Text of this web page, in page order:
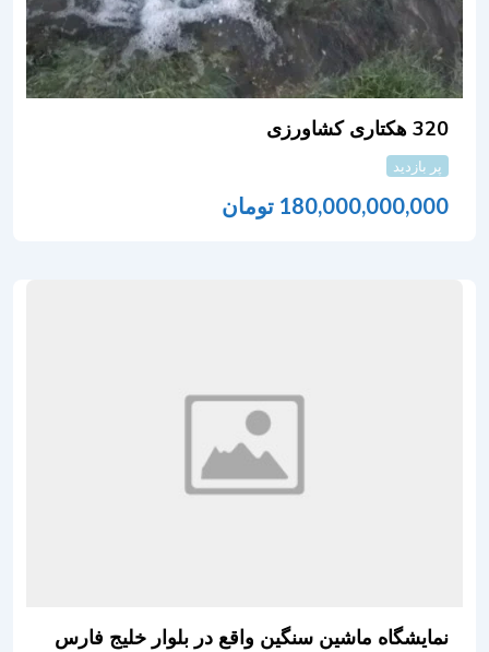
320 هکتاری کشاورزی
پر بازدید
180,000,000,000 تومان
نمایشگاه ماشین سنگین واقع در بلوار خلیج فارس